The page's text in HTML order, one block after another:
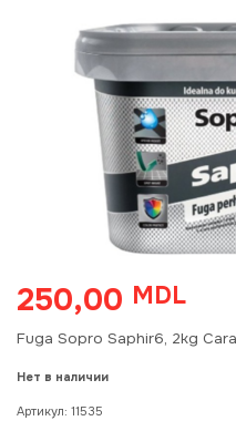
250,00 MDL
Fuga Sopro Saphir6, 2kg
Нет в наличии
Артикул: 11535